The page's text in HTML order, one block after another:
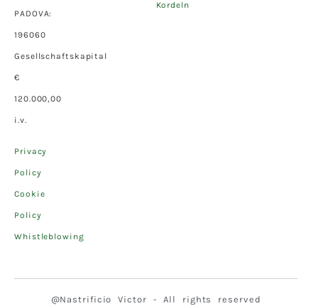
PADOVA:
196060
Gesellschaftskapital
€
120.000,00
i.v.
Privacy
Policy
Cookie
Policy
Whistleblowing
Kordeln
@Nastrificio Victor - All rights reserved